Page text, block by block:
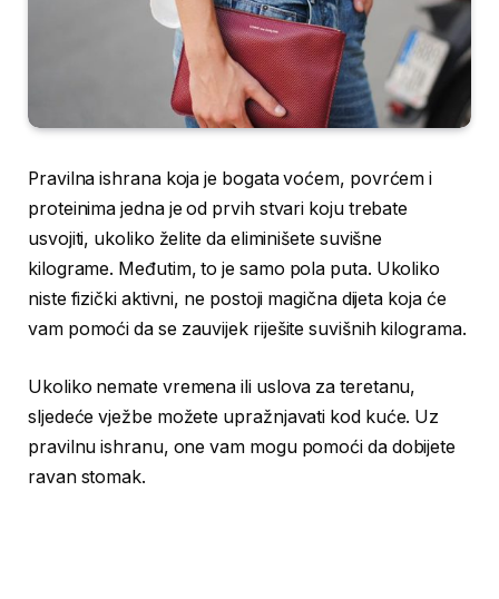
Pravilna ishrana koja je bogata voćem, povrćem i
proteinima jedna je od prvih stvari koju trebate
usvojiti, ukoliko želite da eliminišete suvišne
kilograme. Međutim, to je samo pola puta. Ukoliko
niste fizički aktivni, ne postoji magična dijeta koja će
vam pomoći da se zauvijek riješite suvišnih kilograma.
Ukoliko nemate vremena ili uslova za teretanu,
sljedeće vježbe možete upražnjavati kod kuće. Uz
pravilnu ishranu, one vam mogu pomoći da dobijete
ravan stomak.